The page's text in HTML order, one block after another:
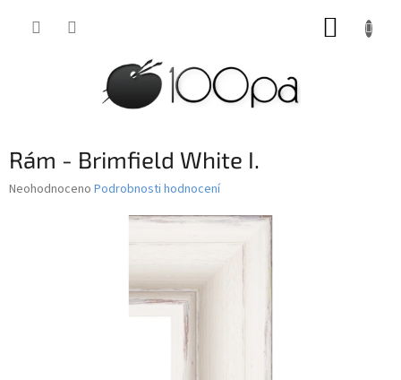
Rám - Brimfield White I.
Průměrné
Neohodnoceno Podrobnosti hodnocení